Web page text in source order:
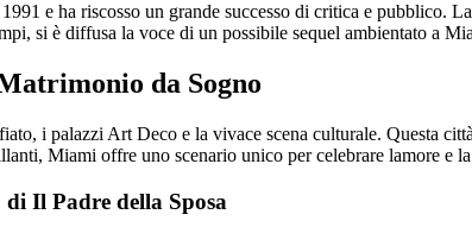
e ha riscosso un grande successo di critica e pubblico.
si è diffusa la voce di un possibile sequel ambientato a
da Sogno
i palazzi Art Deco e la vivace scena culturale. Questa
Miami offre uno scenario unico per celebrare lamore e
Il Padre della Sposa